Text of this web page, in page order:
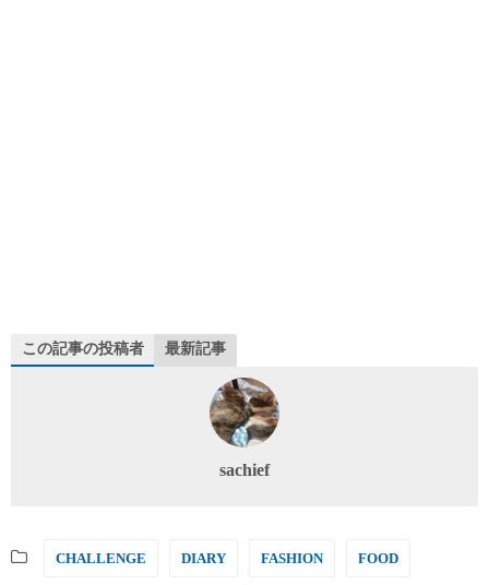
この記事の投稿者 最新記事
sachief
CHALLENGE DIARY FASHION FOOD